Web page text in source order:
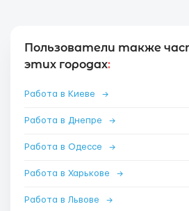
Пользователи также
этих городах:
Работа в Киеве →
Работа в Днепре →
Работа в Одессе →
Работа в Харькове →
Работа в Львове →